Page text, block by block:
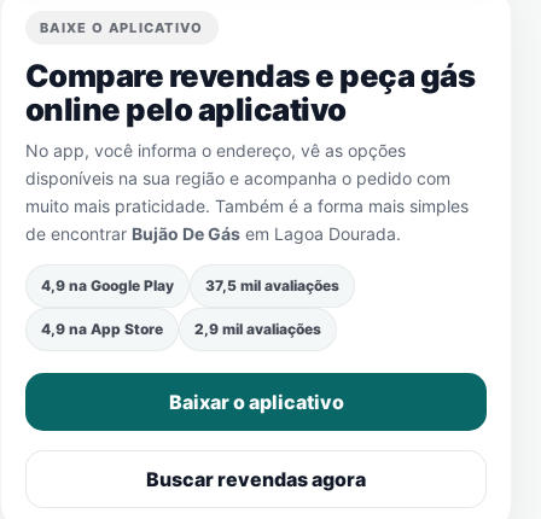
BAIXE O APLICATIVO
Compare revendas e peça gás
online pelo aplicativo
No app, você informa o endereço, vê as opções
disponíveis na sua região e acompanha o pedido com
muito mais praticidade. Também é a forma mais simples
de encontrar Bujão De Gás em Lagoa Dourada.
4,9 na Google Play 37,5 mil avaliações
4,9 na App Store 2,9 mil avaliações
Baixar o aplicativo
Buscar revendas agora